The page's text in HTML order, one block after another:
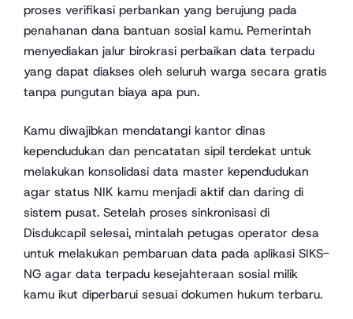
proses verifikasi perbankan yang berujung pada
penahanan dana bantuan sosial kamu. Pemerintah
menyediakan jalur birokrasi perbaikan data terpadu
yang dapat diakses oleh seluruh warga secara gratis
tanpa pungutan biaya apa pun.
Kamu diwajibkan mendatangi kantor dinas
kependudukan dan pencatatan sipil terdekat untuk
melakukan konsolidasi data master kependudukan
agar status NIK kamu menjadi aktif dan daring di
sistem pusat. Setelah proses sinkronisasi di
Disdukcapil selesai, mintalah petugas operator desa
untuk melakukan pembaruan data pada aplikasi SIKS-
NG agar data terpadu kesejahteraan sosial milik
kamu ikut diperbarui sesuai dokumen hukum terbaru.